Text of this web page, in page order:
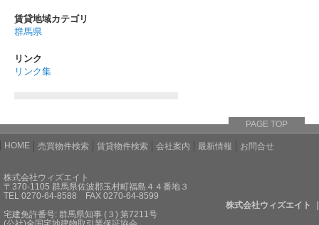
賃貸地域カテゴリ
群馬県
リンク
リンク集
PAGE TOP
HOME 売買物件検索 賃貸物件検索 会社案内 最新情報 お問合せ
株式会社ウィズエイト
〒370-1105 群馬県佐波郡玉村町福島４４番地３
TEL 0270-64-8588 FAX 0270-64-8599
株式会社ウィズエイト
宅建免許番号: 群馬県知事 (３) 第7211号